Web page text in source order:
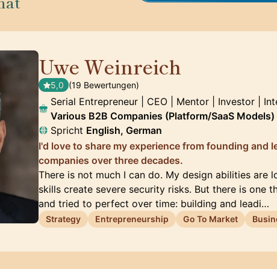
Uwe Weinreich
5,0 (19 Bewertungen)
Serial Entrepreneur | CEO | Mentor | Investor |
Various B2B Companies (Platform/SaaS Models)
Spricht English, German
I'd love to share my experience from founding and
companies over three decades.
There is not much I can do. My design abilities are
skills create severe security risks. But there is one
and tried to perfect over time: building and leadi…
Strategy Entrepreneurship Go To Market